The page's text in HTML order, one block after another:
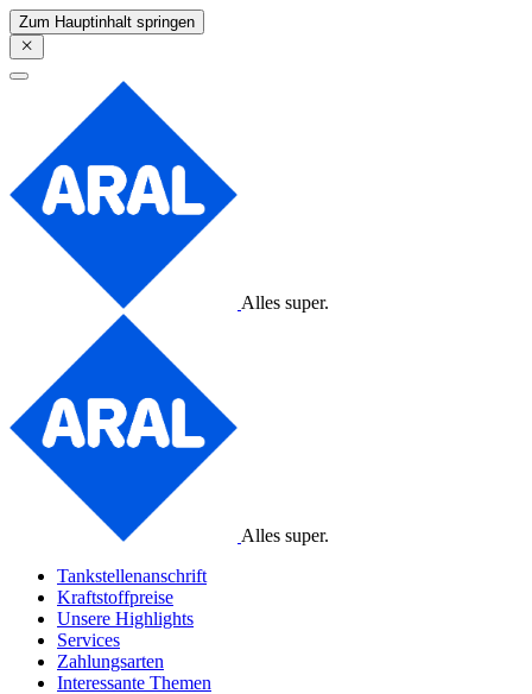
Zum Hauptinhalt springen
Alles super.
Alles super.
Tankstellenanschrift
Kraftstoffpreise
Unsere Highlights
Services
Zahlungsarten
Interessante Themen